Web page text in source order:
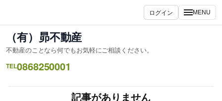
キ
ッ
ログイン MENU
（有）昴不動産
不動産のことなら何でもお気軽にご相談ください。
TEL0868250001
記事がありません